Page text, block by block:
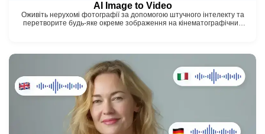
Субтитри та Транскрипція
AI Image to Video
Оживіть нерухомі фотографії за допомогою штучного інтелекту та
перетворите будь-яке окреме зображення на кінематографічний